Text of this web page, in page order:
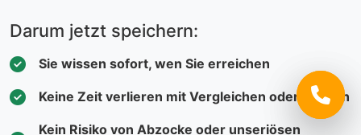
Darum jetzt speichern:
Sie wissen sofort, wen Sie erreichen
Keine Zeit verlieren mit Vergleichen oder Suchen
Kein Risiko von Abzocke oder unseriösen